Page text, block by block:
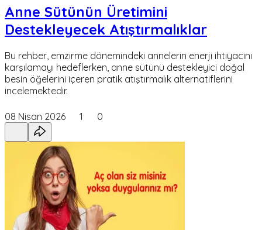
Anne Sütünün Üretimini
Destekleyecek Atıştırmalıklar
Bu rehber, emzirme dönemindeki annelerin enerji ihtiyacını
karşılamayı hedeflerken, anne sütünü destekleyici doğal
besin öğelerini içeren pratik atıştırmalık alternatiflerini
incelemektedir.
08 Nisan 2026 1 0